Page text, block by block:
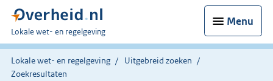
Menu
U
bent
hier:
Lokale wet- en regelgeving
Lokale wet- en regelgeving
Uitgebreid zoeken
Zoekresultaten